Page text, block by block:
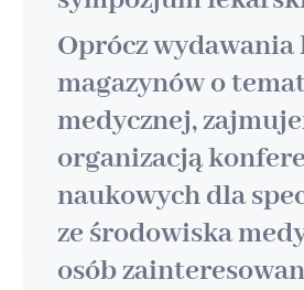
Oprócz wydawania
magazynów o
medycznej,
organizacją
naukowych dla
ze środowiska
osób